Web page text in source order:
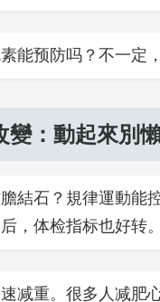
能预防吗？不一定
變：動起來別
結石？規律運動能
，体检指标也好转。
减重。很多人减肥